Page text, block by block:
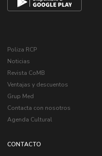
Poliza RCP
Noticias
Revista CoMB
Ventajas y descuentos
Grup Med
Contacta con nosotros
Agenda Cultural
CONTACTO